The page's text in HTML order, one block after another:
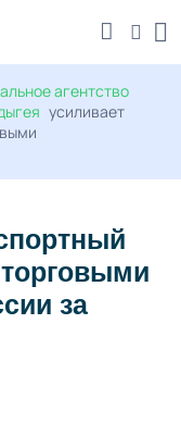
агентство
усиливает
за